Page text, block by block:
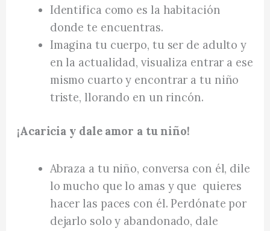
Identifica como es la habitación
donde te encuentras.
Imagina tu cuerpo, tu ser de adulto y
en la actualidad, visualiza entrar a ese
mismo cuarto y encontrar a tu niño
triste, llorando en un rincón.
¡Acaricia y dale amor a tu niño!
Abraza a tu niño, conversa con él, dile
lo mucho que lo amas y que quieres
hacer las paces con él. Perdónate por
dejarlo solo y abandonado, dale